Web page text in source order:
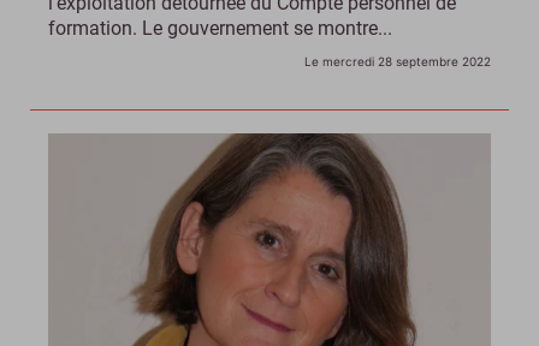
formation. Le gouvernement se montre...
Le mercredi 28 septembre 2022